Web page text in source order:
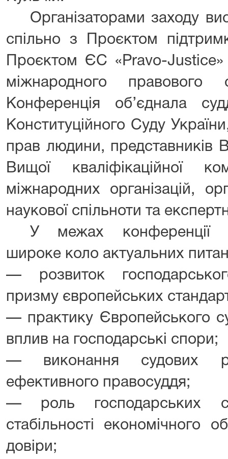
Організаторами заходу
спільно з Проєктом
Проєктом ЄС «Pravo-
міжнародного правового
Конференція об’єднала
Конституційного Суду
прав людини, представників
Вищої кваліфікаційної
міжнародних організацій,
наукової спільноти та
У межах конференції
широке коло актуальних
— розвиток
призму європейських
— практику Європейського
вплив на господарські спори;
— виконання судових
ефективного правосуддя;
— роль господарських
стабільності економічного
довіри;